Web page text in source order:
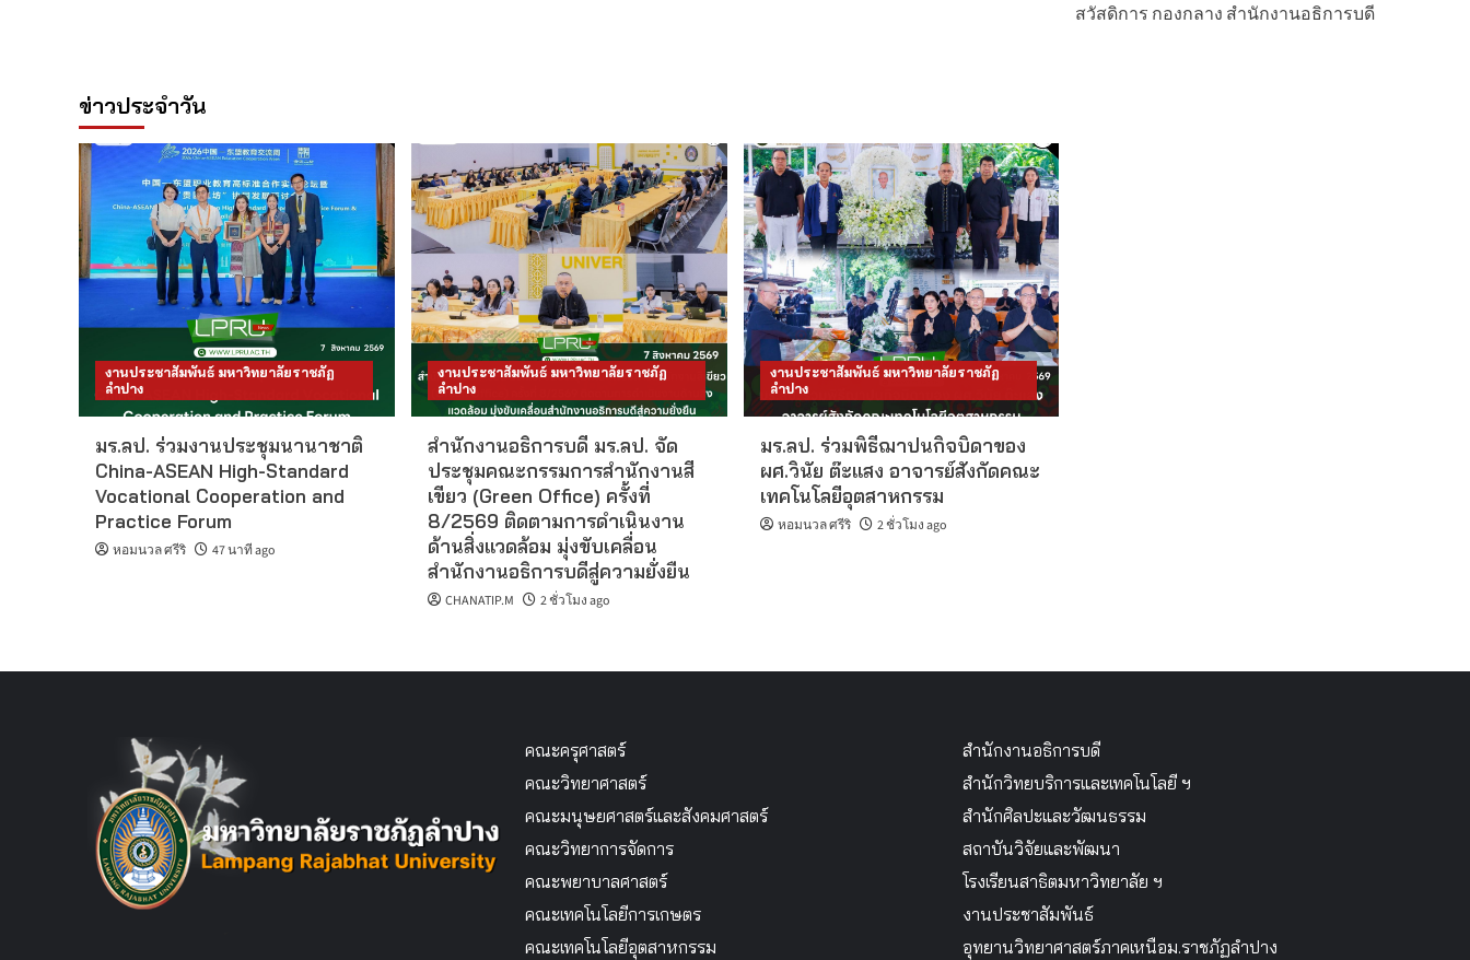
สวัสดิการ กองกลาง สำนักงานอธิการบดี
ข่าวประจำวัน
งานประชาสัมพันธ์ มหาวิทยาลัยราชภัฏ
ลำปาง
มร.ลป. ร่วมงานประชุมนานาชาติ
China-ASEAN High-Standard
Vocational Cooperation and
Practice Forum
หอมนวล ศรีริ 47 นาที ago
งานประชาสัมพันธ์ มหาวิทยาลัยราชภัฏ
ลำปาง
สำนักงานอธิการบดี มร.ลป. จัด
ประชุมคณะกรรมการสำนักงานสี
เขียว (Green Office) ครั้งที่
8/2569 ติดตามการดำเนินงาน
ด้านสิ่งแวดล้อม มุ่งขับเคลื่อน
สำนักงานอธิการบดีสู่ความยั่งยืน
CHANATIP.M 2 ชั่วโมง ago
งานประชาสัมพันธ์ มหาวิทยาลัยราชภัฏ
ลำปาง
มร.ลป. ร่วมพิธีฌาปนกิจบิดาของ
ผศ.วินัย ต๊ะแสง อาจารย์สังกัดคณะ
เทคโนโลยีอุตสาหกรรม
หอมนวล ศรีริ 2 ชั่วโมง ago
คณะครุศาสตร์
คณะวิทยาศาสตร์
คณะมนุษยศาสตร์และสังคมศาสตร์
คณะวิทยาการจัดการ
คณะพยาบาลศาสตร์
คณะเทคโนโลยีการเกษตร
คณะเทคโนโลยีอุตสาหกรรม
สำนักงานอธิการบดี
สำนักวิทยบริการและเทคโนโลยี ฯ
สำนักศิลปะและวัฒนธรรม
สถาบันวิจัยและพัฒนา
โรงเรียนสาธิตมหาวิทยาลัย ฯ
งานประชาสัมพันธ์
อุทยานวิทยาศาสตร์ภาคเหนือม.ราชภัฏลำปาง